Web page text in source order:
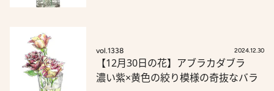
vol.1338 2024.12.30
【12月30日の花】アブラカダブラ
濃い紫×黄色の絞り模様の奇抜なバラ